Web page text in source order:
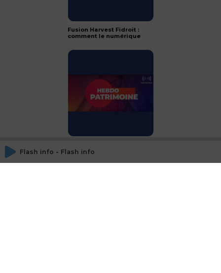
Fusion Harvest Fidroit :
comment le numérique
des CGP ?
Spécial Formation avec
© SAOOTI 2017
Nous contacter Modifier mes choix cookies
Conditions
Flash info - Flash info